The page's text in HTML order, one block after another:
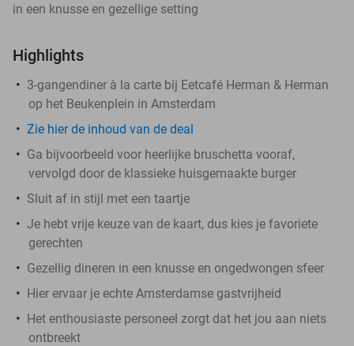
in een knusse en gezellige setting
Highlights
3-gangendiner à la carte bij Eetcafé Herman & Herman
op het Beukenplein in Amsterdam
Zie hier de inhoud van de deal
Ga bijvoorbeeld voor heerlijke bruschetta vooraf,
vervolgd door de klassieke huisgemaakte burger
Sluit af in stijl met een taartje
Je hebt vrije keuze van de kaart, dus kies je favoriete
gerechten
Gezellig dineren in een knusse en ongedwongen sfeer
Hier ervaar je echte Amsterdamse gastvrijheid
Het enthousiaste personeel zorgt dat het jou aan niets
ontbreekt